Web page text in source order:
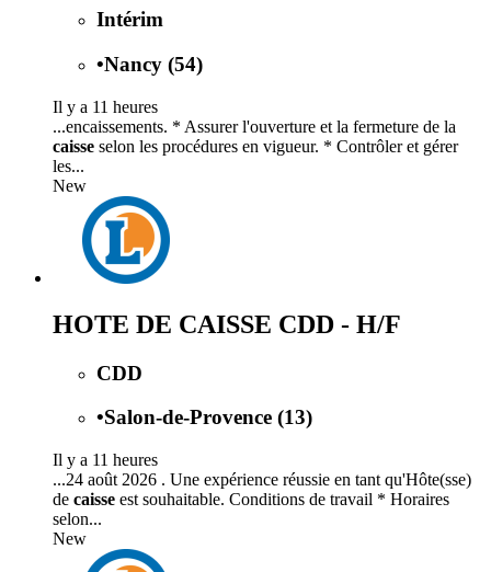
Intérim
•Nancy (54)
Il y a 11 heures
...encaissements. * Assurer l'ouverture et la fermeture de la
caisse selon les procédures en vigueur. * Contrôler et gérer
les...
New
HOTE DE CAISSE CDD - H/F
CDD
•Salon-de-Provence (13)
Il y a 11 heures
...24 août 2026 . Une expérience réussie en tant qu'Hôte(sse)
de caisse est souhaitable. Conditions de travail * Horaires
selon...
New